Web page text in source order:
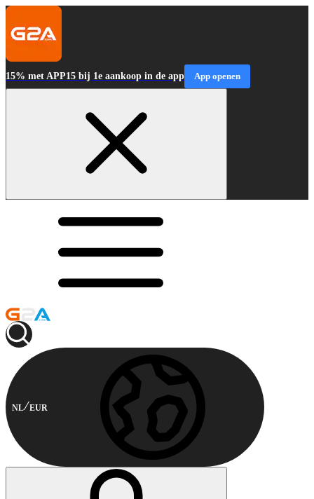
15% met APP15 bij 1e aankoop in de app App openen
NL EUR